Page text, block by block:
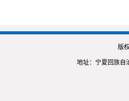
版
地址：宁夏回族自